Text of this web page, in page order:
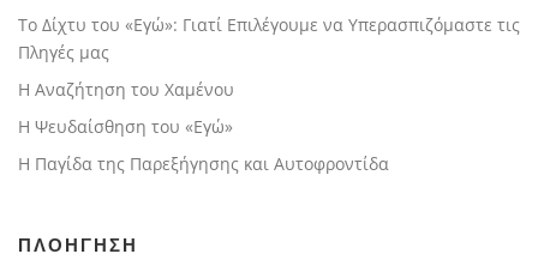
Το Δίχτυ του «Εγώ»: Γιατί Επιλέγουμε να Υπερασπιζόμαστε τις
Πληγές μας
Η Αναζήτηση του Χαμένου
Η Ψευδαίσθηση του «Εγώ»
Η Παγίδα της Παρεξήγησης και Αυτοφροντίδα
ΠΛΟΗΓΗΣΗ